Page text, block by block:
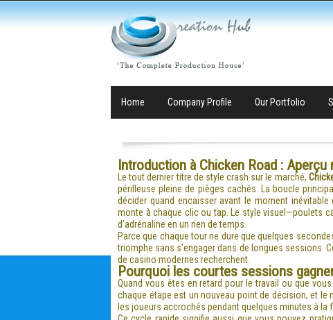
Home Company Profile Our Portfolio
Introduction à Chicken Road : Aperçu
Le tout dernier titre de style crash sur le marché,
périlleuse pleine de pièges cachés. La boucle
décider quand encaisser avant le moment
monte à chaque clic ou tap. Le style visuel—poulets
d’adrénaline en un rien de temps.
Parce que chaque tour ne dure que quelques
triomphe sans s’engager dans de longues sessions.
de casino modernes recherchent.
Pourquoi les courtes sessions
Quand vous êtes en retard pour le travail ou que
chaque étape est un nouveau point de décision, et
les joueurs accrochés pendant quelques minutes à la